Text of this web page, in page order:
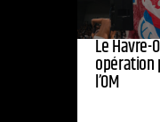
Le Havre-
opération
l’OM